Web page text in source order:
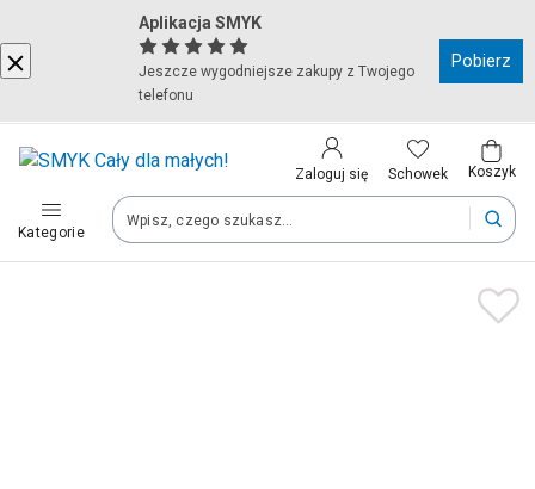
Aplikacja SMYK
Jeszcze wygodniejsze zakupy z Twojego
telefonu
Pobierz
Zaloguj się Schowek Koszyk
Kategorie
Kraj i język
Polska (Poland)
Twoje zamówienia dostarczymy na teren wybranego kraju.